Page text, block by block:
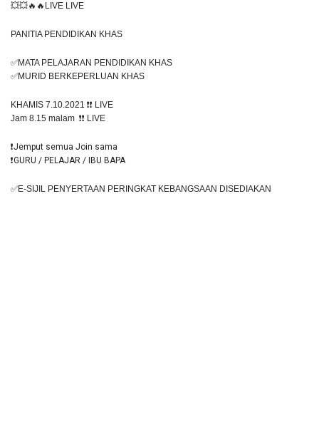
💥💥🔥🔥LIVE LIVE
PANITIA PENDIDIKAN KHAS
✅MATA PELAJARAN PENDIDIKAN KHAS
✅MURID BERKEPERLUAN KHAS
KHAMIS 7.10.2021 ❗️❗️ LIVE
Jam 8.15 malam ❗️❗️ LIVE
❗️Jemput semua Join sama
❗️GURU / PELAJAR / IBU BAPA
✅E-SIJIL PENYERTAAN PERINGKAT KEBANGSAAN DISEDIAKAN